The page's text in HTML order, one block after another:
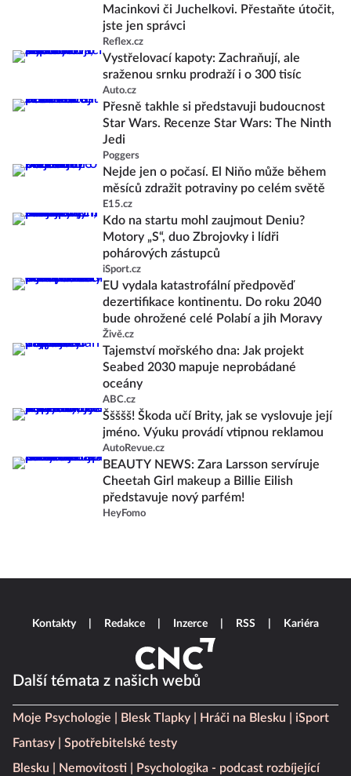
Macinkovi či Juchelkovi. Přestaňte útočit,
jste jen správci
Reflex.cz
Vystřelovací kapoty: Zachraňují, ale
sraženou srnku prodraží i o 300 tisíc
Auto.cz
Přesně takhle si představuji budoucnost
Star Wars. Recenze Star Wars: The Ninth
Jedi
Poggers
Nejde jen o počasí. El Niňo může během
měsíců zdražit potraviny po celém světě
E15.cz
Kdo na startu mohl zaujmout Deniu?
Motory „S“, duo Zbrojovky i lídři
pohárových zástupců
iSport.cz
EU vydala katastrofální předpověď
dezertifikace kontinentu. Do roku 2040
bude ohrožené celé Polabí a jih Moravy
Živě.cz
Tajemství mořského dna: Jak projekt
Seabed 2030 mapuje neprobádané
oceány
ABC.cz
Ššššš! Škoda učí Brity, jak se vyslovuje její
jméno. Výuku provádí vtipnou reklamou
AutoRevue.cz
BEAUTY NEWS: Zara Larsson servíruje
Cheetah Girl makeup a Billie Eilish
představuje nový parfém!
HeyFomo
Další témata z našich webů
Moje Psychologie Blesk Tlapky Hráči na Blesku
iSport
Fantasy
Spotřebitelské testy
Blesku
Nemovitosti
Psychologika - podcast rozbíjející
Kontakty Redakce Inzerce RSS Kariéra